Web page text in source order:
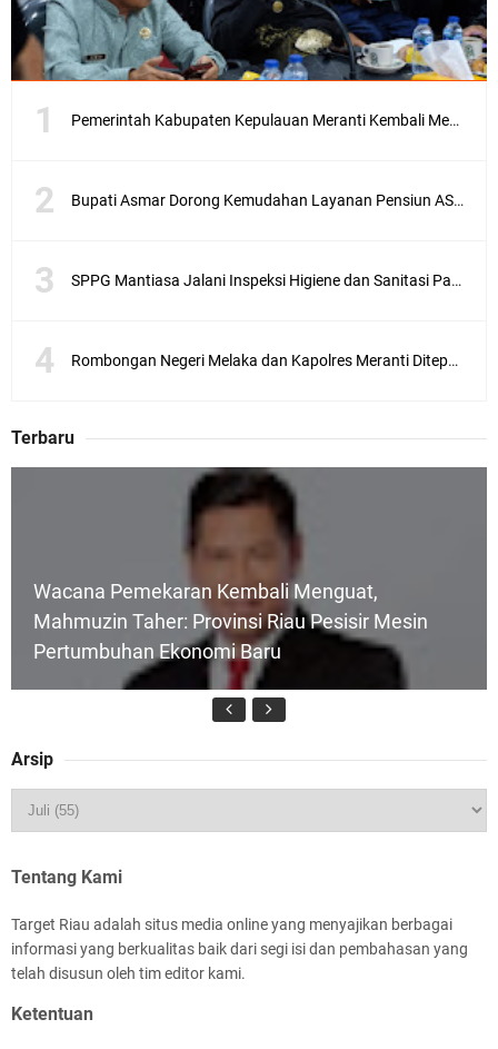
Pemerintah Kabupaten Kepulauan Meranti Kembali Merombak 3 Pejabat Eselon III. A Serta III. B
Bupati Asmar Dorong Kemudahan Layanan Pensiun ASN melalui Sinergi dengan BRK Syariah
SPPG Mantiasa Jalani Inspeksi Higiene dan Sanitasi Pangan
Rombongan Negeri Melaka dan Kapolres Meranti Ditepungtawari, Sinergi Adat hingga Green Policing Menguat
Terbaru
Wacana Pemekaran Kembali Menguat,
Mahmuzin Taher: Provinsi Riau Pesisir Mesin
Pertumbuhan Ekonomi Baru
HUT IBI Ke-75, Bupati Asmar: Bidan Garda
2045
Arsip
Tentang Kami
Target Riau adalah situs media online yang menyajikan berbagai
informasi yang berkualitas baik dari segi isi dan pembahasan yang
telah disusun oleh tim editor kami.
Ketentuan